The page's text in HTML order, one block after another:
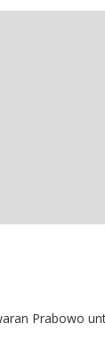
Prabowo